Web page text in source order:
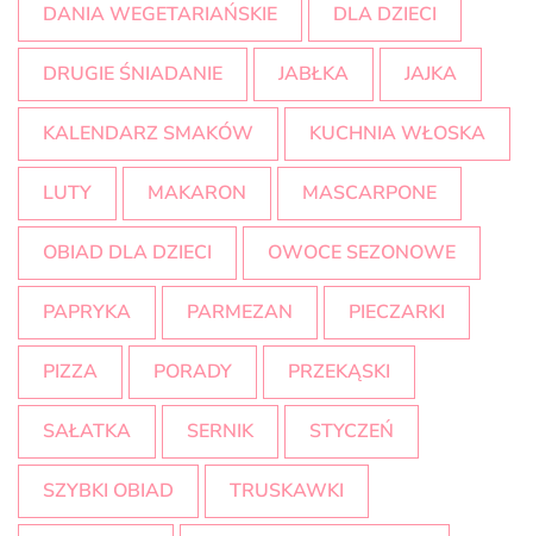
DANIA WEGETARIAŃSKIE DLA DZIECI
DRUGIE ŚNIADANIE JABŁKA JAJKA
KALENDARZ SMAKÓW KUCHNIA WŁOSKA
LUTY MAKARON MASCARPONE
OBIAD DLA DZIECI OWOCE SEZONOWE
PAPRYKA PARMEZAN PIECZARKI
PIZZA PORADY PRZEKĄSKI
SAŁATKA SERNIK STYCZEŃ
SZYBKI OBIAD TRUSKAWKI